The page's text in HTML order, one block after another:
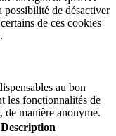
possibilité de désactiver
de ces cookies
au bon
les fonctionnalités de
de manière anonyme.
Description